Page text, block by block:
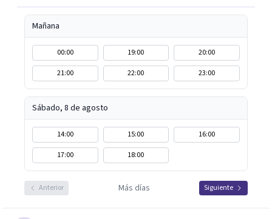
Mañana
00:00 19:00
20:00
21:00
22:00 23:00
Sábado, 8 de agosto
14:00 15:00
16:00
17:00
18:00
Anterior Más días Siguiente